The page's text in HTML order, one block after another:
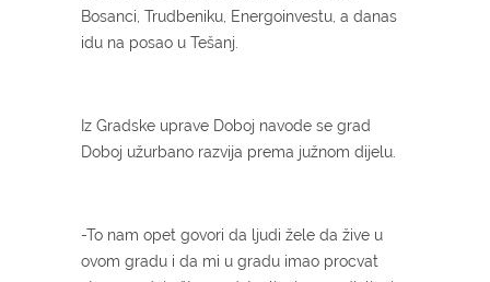
Bosanci, Trudbeniku, Energoinvestu, a danas
idu na posao u Tešanj.
Iz Gradske uprave Doboj navode se grad
Doboj užurbano razvija prema južnom dijelu.
-To nam opet govori da ljudi žele da žive u
ovom gradu i da mi u gradu imao procvat